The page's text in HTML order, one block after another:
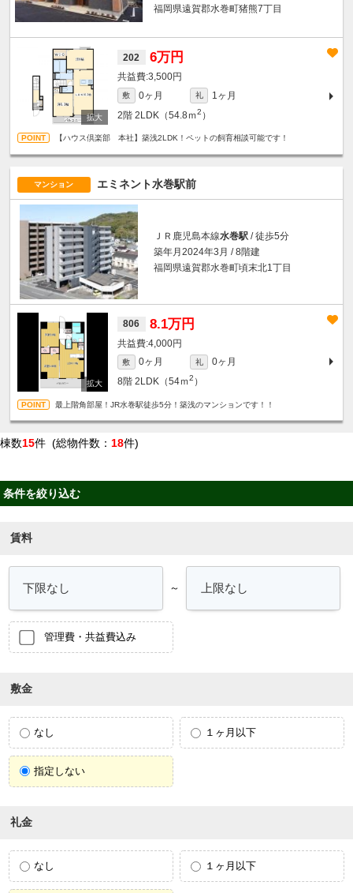
福岡県遠賀郡水巻町猪熊7丁目
202 6万円
3,500円
敷 0ヶ月 礼
1ヶ月
2階 2LDK（54.8ｍ2 ）
【ハウス倶楽部 本社】築浅2LDK！ペットの飼育相談可能です！
マンション エミネント水巻駅前
ＪＲ鹿児島本線水巻駅 / 徒歩5分
築年月2024年3月 / 8階建
福岡県遠賀郡水巻町頃末北1丁目
806 8.1万円
4,000円
敷 0ヶ月 礼
0ヶ月
8階 2LDK（54ｍ2 ）
最上階角部屋！JR水巻駅徒歩5分！築浅のマンションです！！
棟数15件 (総物件数： 18件)
条件を絞り込む
賃料
～
管理費・共益費込み
敷金
なし １ヶ月以下
指定しない
礼金
なし １ヶ月以下